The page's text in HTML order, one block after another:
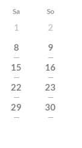
Sa So
1
2
8
---
9
---
15
---
16
---
22
---
23
---
29
---
30
---